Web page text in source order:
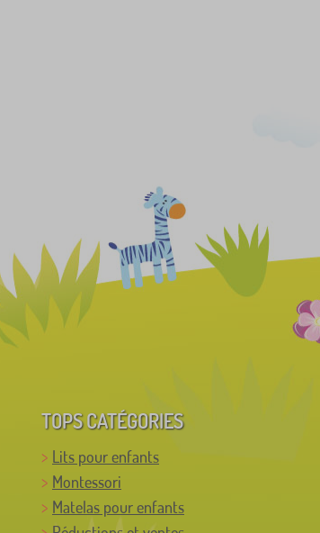
TOPS CATÉGORIES
Lits pour enfants
Montessori
Matelas pour enfants